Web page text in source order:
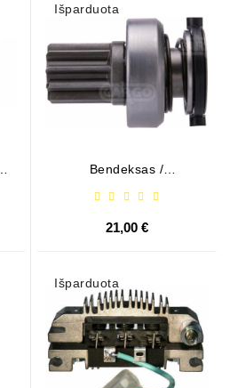
Išparduota
Bendeksas /
21,00 €
Išparduota